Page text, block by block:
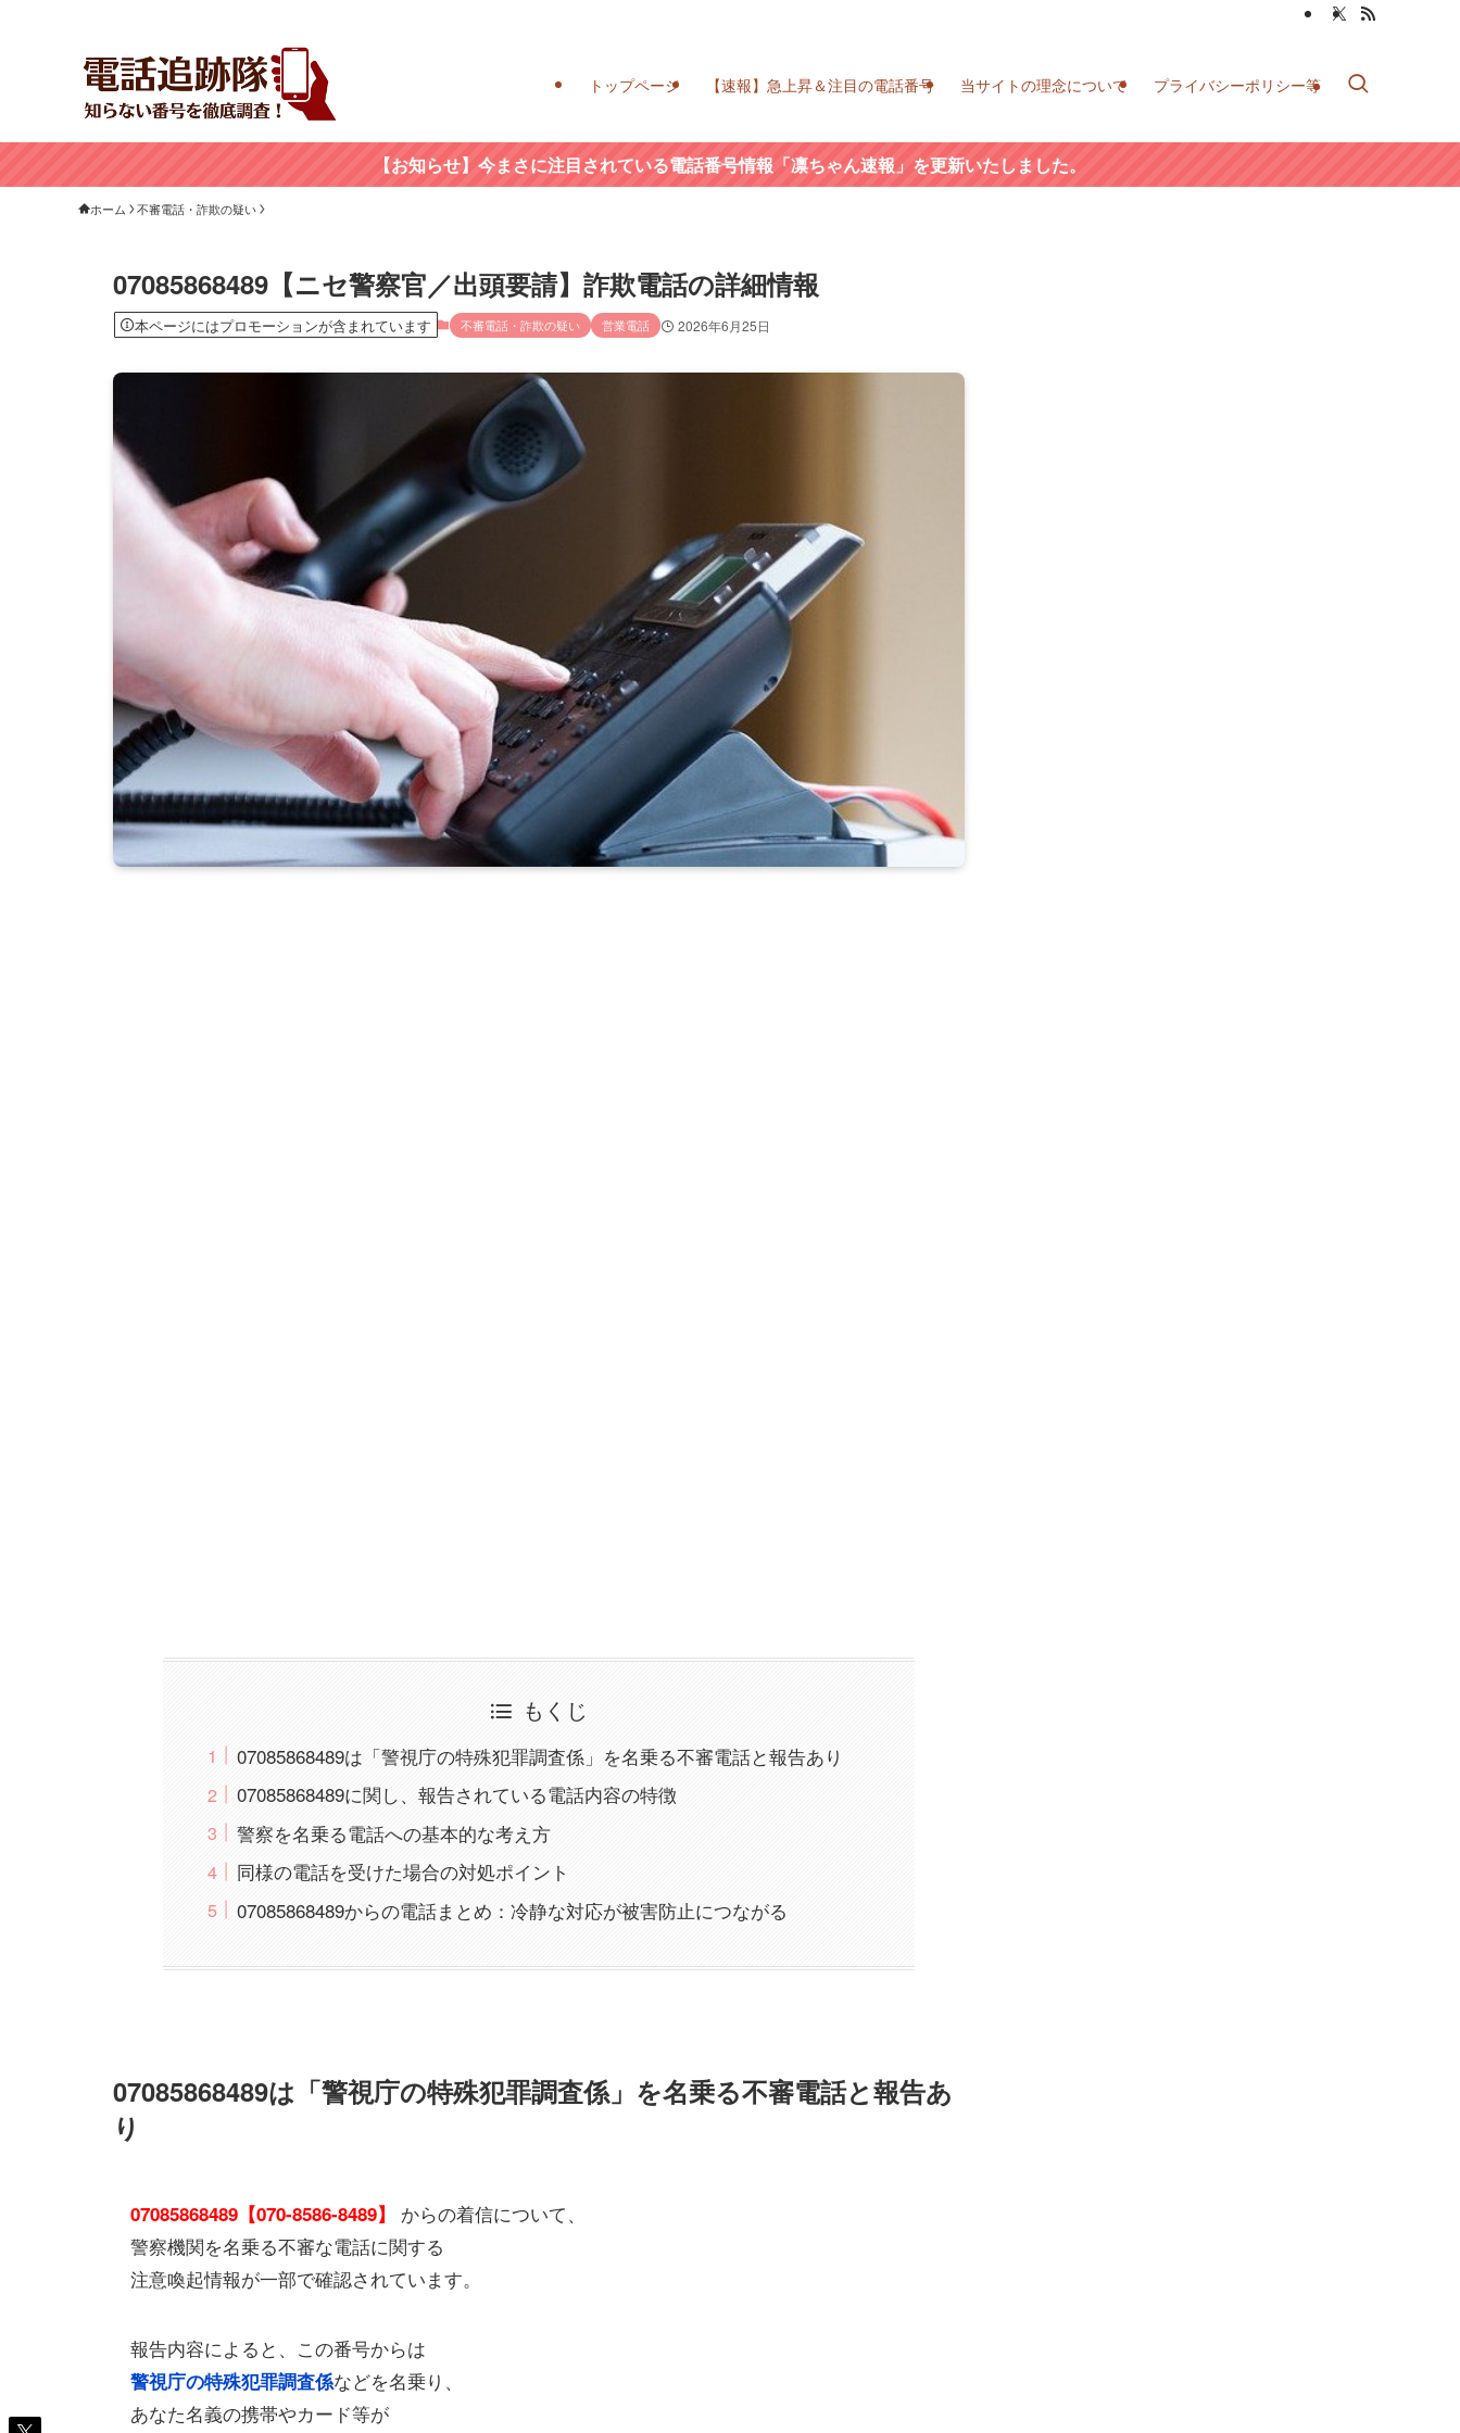
トップページ 【速報】急上昇＆注目の電話番号 当サイトの理念について プライバシーポリシー等
【お知らせ】今まさに注目されている電話番号情報「凛ちゃん速報」を更新いたしました。
ホーム 不審電話・詐欺の疑い
07085868489【ニセ警察官／出頭要請】詐欺電話の詳細情報
本ページにはプロモーションが含まれています 不審電話・詐欺の疑い 営業電話 2026年6月25日
もくじ
07085868489は「警視庁の特殊犯罪調査係」を名乗る不審電話と報告あり
07085868489に関し、報告されている電話内容の特徴
警察を名乗る電話への基本的な考え方
同様の電話を受けた場合の対処ポイント
07085868489からの電話まとめ：冷静な対応が被害防止につながる
07085868489は「警視庁の特殊犯罪調査係」を名乗る不審電話と報告あ
り
07085868489【070-8586-8489】
からの着信について、
警察機関を名乗る不審な電話に関する
注意喚起情報が一部で確認されています。
報告内容によると、この番号からは
警視庁の特殊犯罪調査係などを名乗り、
あなた名義の携帯やカード等が